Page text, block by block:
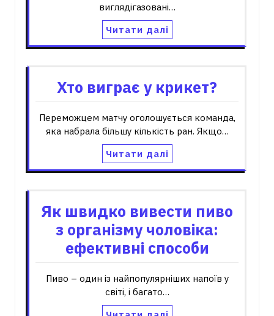
виглядігазовані…
Читати далі
Хто виграє у крикет?
Переможцем матчу оголошується команда,
яка набрала більшу кількість ран. Якщо…
Читати далі
Як швидко вивести пиво
з організму чоловіка:
ефективні способи
Пиво – один із найпопулярніших напоїв у
світі, і багато…